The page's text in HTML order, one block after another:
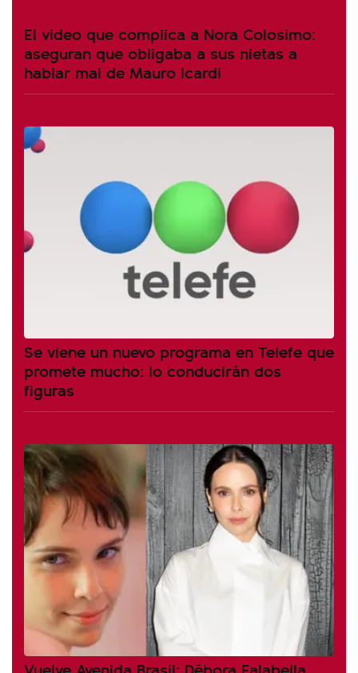
El video que complica a Nora Colosimo:
aseguran que obligaba a sus nietas a
hablar mal de Mauro Icardi
Se viene un nuevo programa en Telefe que
promete mucho: lo conducirán dos
figuras